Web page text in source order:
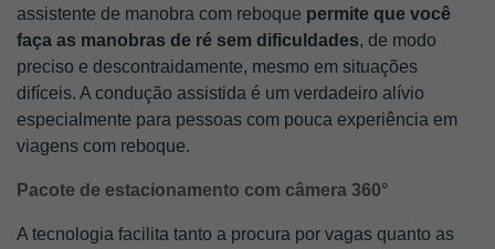
assistente de manobra com reboque permite que você
faça as manobras de ré sem dificuldades, de modo
preciso e descontraidamente, mesmo em situações
difíceis. A condução assistida é um verdadeiro alívio
especialmente para pessoas com pouca experiência em
viagens com reboque.
Pacote de estacionamento com câmera 360°
A tecnologia facilita tanto a procura por vagas quanto as